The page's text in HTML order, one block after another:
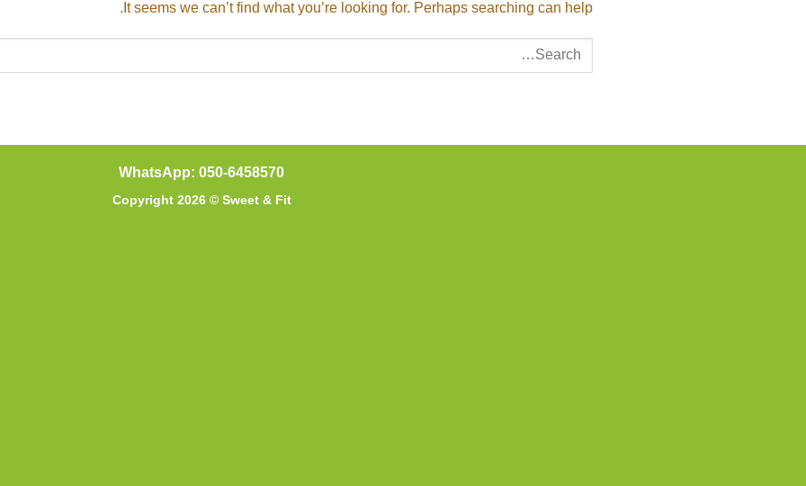
It seems we can’t find what you’re looking for. Perhaps searching can help.
WhatsApp: 050-6458570
Copyright 2026 © Sweet & Fit